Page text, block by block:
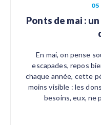
Ponts de mai :
En mai, on pense
escapades, repos
chaque année, cette
moins visible : les
besoins, eux, ne